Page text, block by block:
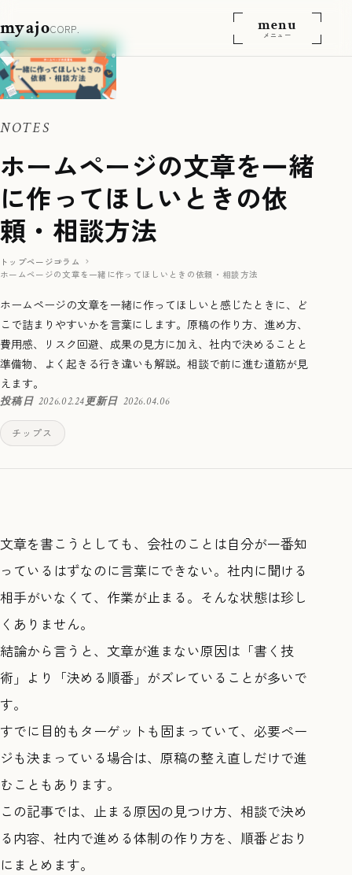
myajoCORP. menu
メニュー
NOTES
ホームページの文章を一緒
に作ってほしいときの依
頼・相談方法
トップページコラム
ホームページの文章を一緒に作ってほしいときの依頼・相談方法
ホームページの文章を一緒に作ってほしいと感じたときに、ど
こで詰まりやすいかを言葉にします。原稿の作り方、進め方、
費用感、リスク回避、成果の見方に加え、社内で決めることと
準備物、よく起きる行き違いも解説。相談で前に進む道筋が見
えます。
投稿日 2026.02.24更新日 2026.04.06
チップス
文章を書こうとしても、会社のことは自分が一番知
っているはずなのに言葉にできない。社内に聞ける
相手がいなくて、作業が止まる。そんな状態は珍し
くありません。
結論から言うと、文章が進まない原因は「書く技
術」より「決める順番」がズレていることが多いで
す。
すでに目的もターゲットも固まっていて、必要ペー
ジも決まっている場合は、原稿の整え直しだけで進
むこともあります。
この記事では、止まる原因の見つけ方、相談で決め
る内容、社内で進める体制の作り方を、順番どおり
にまとめます。